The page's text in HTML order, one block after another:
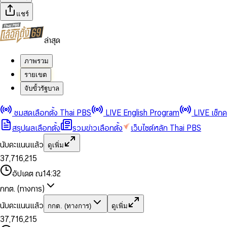
แชร์
ล่าสุด
ภาพรวม
รายเขต
จับขั้วรัฐบาล
ชมสดเลือกตั้ง Thai PBS LIVE English Program
LIVE เช็ก
สรุปผลเลือกตั้ง
รวมข่าวเลือกตั้ง
เว็บไซต์หลัก Thai PBS
นับคะแนนแล้ว
ดูเพิ่ม
0
1
2
3
4
5
6
8
9
2
3
4
5
6
7
8
9
,
0
2
4
6
7
8
9
0
1
2
3
4
5
6
7
8
1
3
5
6
7
8
9
,
1
2
4
5
7
8
9
0
1
3
4
6
7
8
0
2
3
4
5
7
8
อัปเดต ณ14:32
กกต. (ทางการ)
นับคะแนนแล้ว
กกต. (ทางการ) ดูเพิ่ม
0
1
2
3
0
1
2
4
5
6
7,
0
1
2
4
6
7
0
1
0
1
3
5
6,
1
2
0
1
0
2
3
4
5